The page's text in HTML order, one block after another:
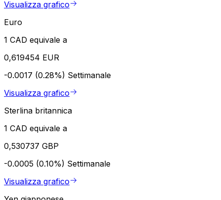
Visualizza grafico
Euro
1 CAD equivale a
0,619454 EUR
-0.0017 (0.28%) Settimanale
Visualizza grafico
Sterlina britannica
1 CAD equivale a
0,530737 GBP
-0.0005 (0.10%) Settimanale
Visualizza grafico